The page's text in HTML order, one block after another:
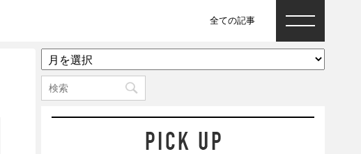
全ての記事
ア
ー
カ
イ